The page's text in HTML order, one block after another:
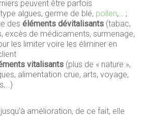
peuvent être parfois
algues, germe de blé, pollen,… ;
deséléments dévitalisants (tabac,
excès de médicaments, surmenage,
les limiter voire les éliminer en
vitalisants (plus de « nature »,
alimentation crue, arts, voyage,
amélioration, de ce fait, elle